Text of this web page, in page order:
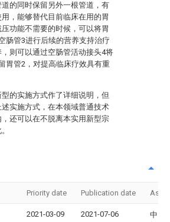
的同时保留另外一根管道，有
，能够替代目前临床在用的胃
功能不需要的时候，可以将胃
肠管3进行后续的营养支持治疗
则可以通过空肠管活动接头4将
胃管2，对提高临床疗效具有重
的实施方式作了详细说明，但
实施方式，在本领域普通技术
还可以在不脱离本实用新型宗
Priority date Publication date
2021-03-09 2021-07-06
中国